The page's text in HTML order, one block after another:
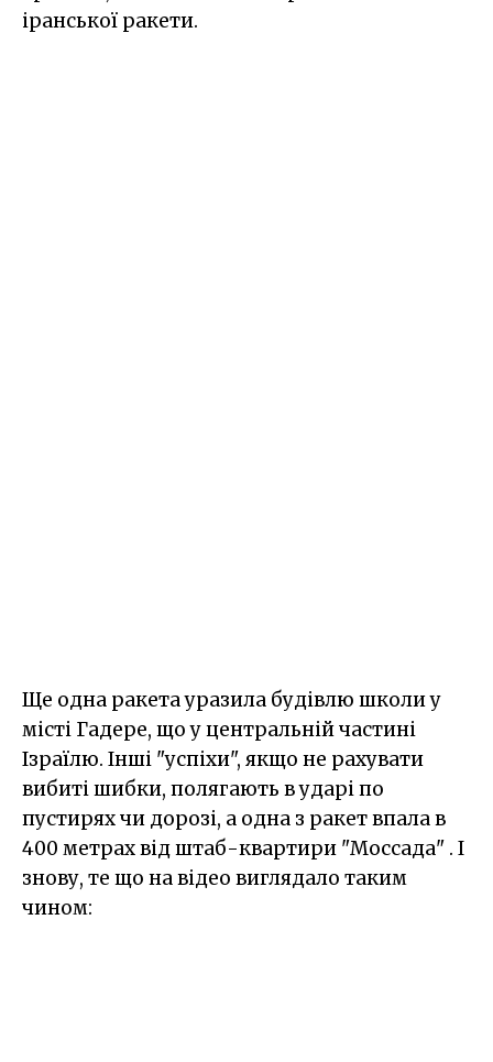
іранської ракети.
Ще одна ракета уразила будівлю школи у
місті Гадере, що у центральній частині
Ізраїлю. Інші "успіхи", якщо не рахувати
вибиті шибки, полягають в ударі по
пустирях чи дорозі, а одна з ракет впала в
400 метрах від штаб-квартири "Моссада" . І
знову, те що на відео виглядало таким
чином: